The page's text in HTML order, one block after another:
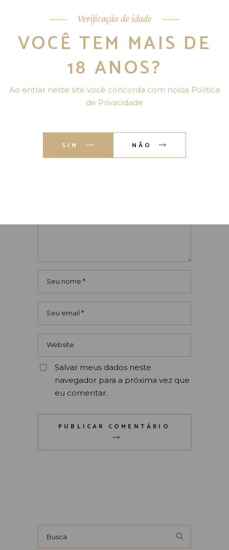
Verificação de idade
VOCÊ TEM MAIS DE
18 ANOS?
Ao entrar neste site você concorda com nossa Política
de Privacidade
SIM NÃO
DEIXE UM COMENTÁRIO
Salvar meus dados neste
navegador para a próxima vez que
eu comentar.
PUBLICAR COMENTÁRIO
Busca
por: